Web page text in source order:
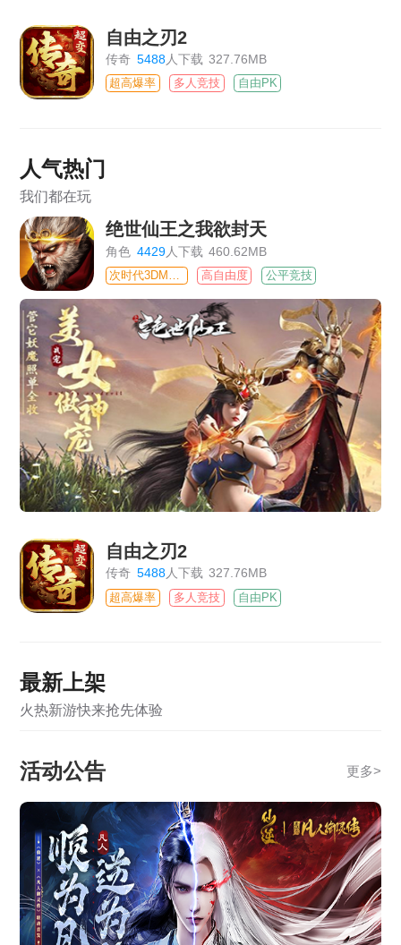
自由之刃2
传奇 5488人下载 327.76MB
超高爆率 多人竞技 自由PK
人气热门
我们都在玩
绝世仙王之我欲封天
角色 4429人下载 460.62MB
高自由度 公平竞技
自由之刃2
传奇 5488人下载 327.76MB
超高爆率 多人竞技 自由PK
最新上架
火热新游快来抢先体验
活动公告 更多>